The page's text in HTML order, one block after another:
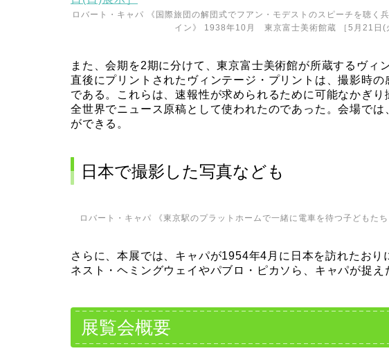
ロバート・キャパ 《国際旅団の解団式でフアン・モデストのスピーチを聴く
イン》 1938年10月 東京富士美術館蔵 ［5月21日(
また、会期を2期に分けて、東京富士美術館が所蔵するヴィ
直後にプリントされたヴィンテージ・プリントは、撮影時
である。これらは、速報性が求められるために可能なかぎり
全世界でニュース原稿として使われたのであった。会場で
ができる。
日本で撮影した写真なども
ロバート・キャパ 《東京駅のプラットホームで一緒に電車を待つ子ども
さらに、本展では、キャパが1954年4月に日本を訪れたお
ネスト・ヘミングウェイやパブロ・ピカソら、キャパが捉え
展覧会概要